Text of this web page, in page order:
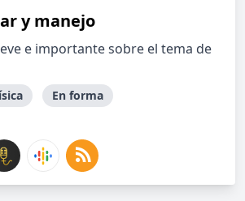
y manejo
e importante sobre el tema de
En forma